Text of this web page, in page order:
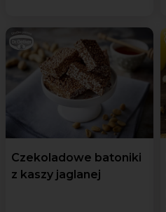
Czekoladowe batoniki
z kaszy jaglanej